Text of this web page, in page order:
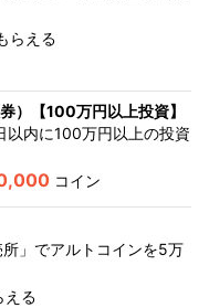
らえる
）【100万円以上投資】
以内に100万円以上の投資
コイン
」でアルトコインを5万
える